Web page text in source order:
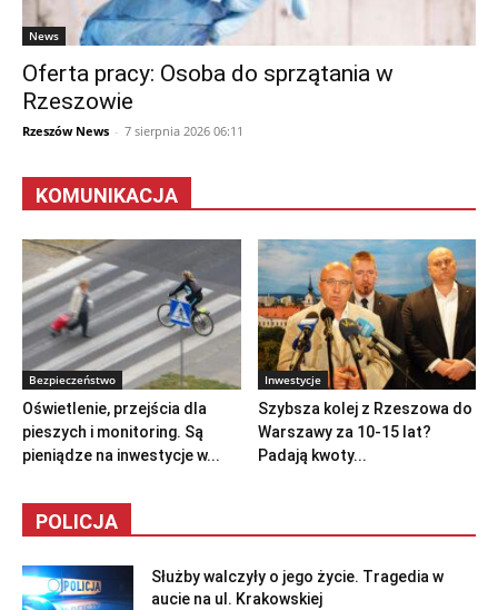
News
Oferta pracy: Osoba do sprzątania w
Rzeszowie
Rzeszów News - 7 sierpnia 2026 06:11
KOMUNIKACJA
Bezpieczeństwo
Oświetlenie, przejścia dla
pieszych i monitoring. Są
pieniądze na inwestycje w...
Inwestycje
Szybsza kolej z Rzeszowa do
Warszawy za 10-15 lat?
Padają kwoty...
POLICJA
Służby walczyły o jego życie. Tragedia w
aucie na ul. Krakowskiej